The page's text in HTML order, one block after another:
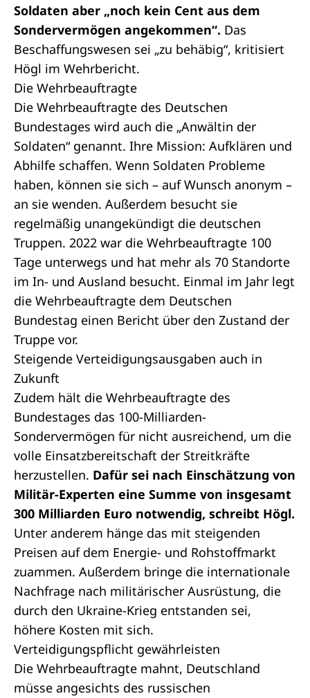
Soldaten aber „noch kein Cent aus dem
Sondervermögen angekommen“. Das
Beschaffungswesen sei „zu behäbig“, kritisiert
Högl im Wehrbericht.
Die Wehrbeauftragte
Die Wehrbeauftragte des Deutschen
Bundestages wird auch die „Anwältin der
Soldaten“ genannt. Ihre Mission: Aufklären und
Abhilfe schaffen. Wenn Soldaten Probleme
haben, können sie sich – auf Wunsch anonym –
an sie wenden. Außerdem besucht sie
regelmäßig unangekündigt die deutschen
Truppen. 2022 war die Wehrbeauftragte 100
Tage unterwegs und hat mehr als 70 Standorte
im In- und Ausland besucht. Einmal im Jahr legt
die Wehrbeauftragte dem Deutschen
Bundestag einen Bericht über den Zustand der
Truppe vor.
Steigende Verteidigungsausgaben auch in
Zukunft
Zudem hält die Wehrbeauftragte des
Bundestages das 100-Milliarden-
Sondervermögen für nicht ausreichend, um die
volle Einsatzbereitschaft der Streitkräfte
herzustellen. Dafür sei nach Einschätzung von
Militär-Experten eine Summe von insgesamt
300 Milliarden Euro notwendig, schreibt Högl.
Unter anderem hänge das mit steigenden
Preisen auf dem Energie- und Rohstoffmarkt
zuammen. Außerdem bringe die internationale
Nachfrage nach militärischer Ausrüstung, die
durch den Ukraine-Krieg entstanden sei,
höhere Kosten mit sich.
Verteidigungspflicht gewährleisten
Die Wehrbeauftragte mahnt, Deutschland
müsse angesichts des russischen